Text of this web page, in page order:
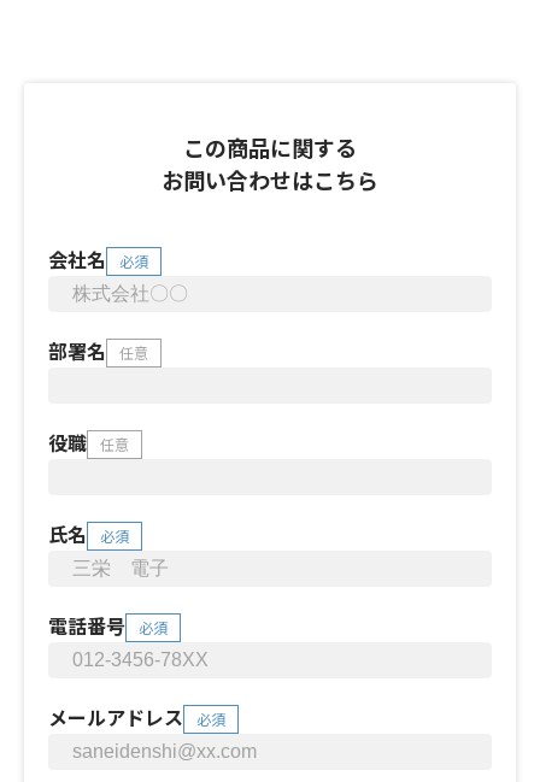
この商品に関する
お問い合わせはこちら
会社名 必須
部署名 任意
役職 任意
氏名 必須
電話番号 必須
メールアドレス 必須